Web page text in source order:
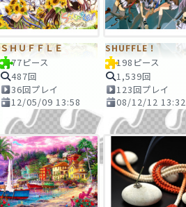
ＳＨＵＦＦＬＥ
77ピース
487回
36回プレイ
12/05/09 13:58
SHUFFLE！
198ピース
1,539回
123回プレイ
08/12/12 13:32